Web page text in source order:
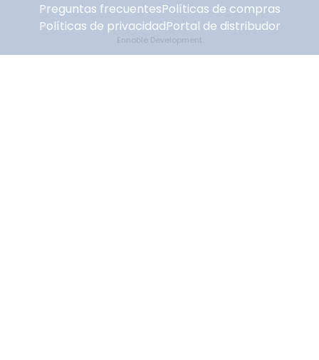
Preguntas frecuentesPolíticas de compras
Políticas de privacidadPortal de distribudor
Ennoble Development